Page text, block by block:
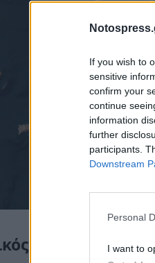
If you wish to
sensitive
confirm your
continue
information
further
participants.
Downstream
Personal
I want to
ο Ευθύμιος